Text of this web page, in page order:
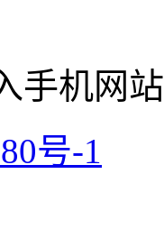
手机网
号-1